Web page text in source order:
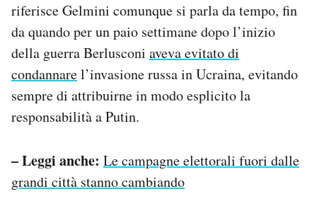
riferisce Gelmini comunque si parla da tempo, fin
da quando per un paio settimane dopo l’inizio
della guerra Berlusconi aveva evitato di
condannarel’invasione russa in Ucraina, evitando
sempre di attribuirne in modo esplicito la
responsabilità a Putin.
– Leggi anche: Le campagne elettorali fuori dalle
grandi città stanno cambiando